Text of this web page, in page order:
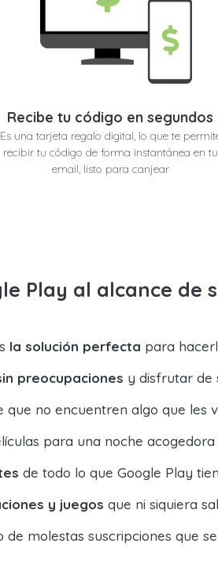
Recibe tu código en segundos
Es una tarjeta regalo digital, lo que te
recibir tu código de forma instantánea en tu
email, listo para canjear
Play al alcance de
la solución perfecta para
preocupaciones y disfrutar de
que no encuentren algo que les
para una noche acogedora
de todo lo que Google Play
y juegos que ni siquiera
molestas suscripciones que